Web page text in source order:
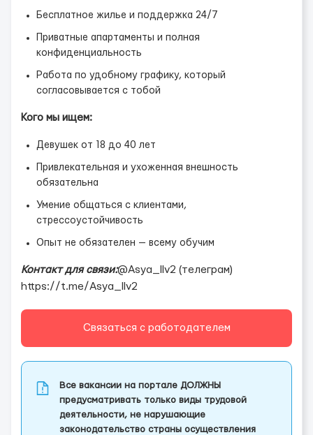
Бесплатное жилье и поддержка 24/7
Приватные апартаменты и полная
конфиденциальность
Работа по удобному графику, который
согласовывается с тобой
Кого мы ищем:
Девушек от 18 до 40 лет
Привлекательная и ухоженная внешность
обязательна
Умение общаться с клиентами,
стрессоустойчивость
Опыт не обязателен — всему обучим
Контакт для связи:@Asya_llv2 (телеграм)
https://t.me/Asya_llv2
Связаться с работодателем
Все вакансии на портале ДОЛЖНЫ
предусматривать только виды трудовой
деятельности, не нарушающие
законодательство страны осуществления